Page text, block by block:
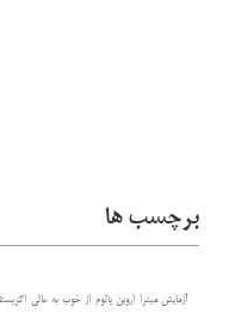
برچسب ها
آزمایش میترا اروین یالوم از خوب به عالی